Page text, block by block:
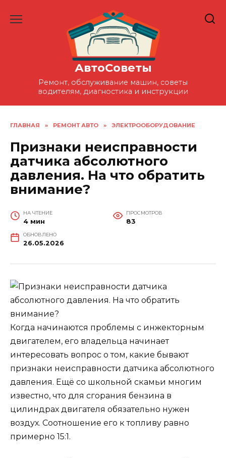
АвтоСоветы
Ремонт, обслуживание машин, советы
водителям, диагностика и инструкции
ГЛАВНАЯ » РЕМОНТ АВТО » ЭЛЕКТРООБОРУДОВАНИЕ
Признаки неисправности
датчика абсолютного
давления. На что обратить
внимание?
НА ЧТЕНИЕ
4 мин
ПРОСМОТРОВ
83
ОБНОВЛЕНО
26.05.2026
Когда начинаются проблемы с инжекторным
двигателем, его владельца начинает
интересовать вопрос о том, какие бывают
признаки неисправности датчика абсолютного
давления. Ещё со школьной скамьи многим
известно, что для сгорания бензина в
цилиндрах двигателя обязательно нужен
воздух. Соотношение его к топливу равно
примерно 15:1.